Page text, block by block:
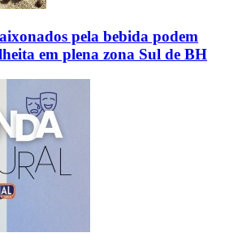
pela bebida podem
em plena zona Sul de BH